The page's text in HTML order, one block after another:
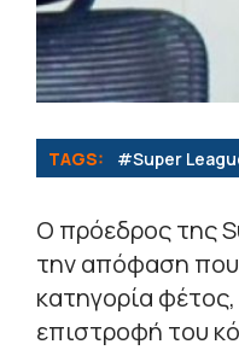
TAGS: #Super
Ο πρόεδρος της
την απόφαση που
κατηγορία
επιστροφή του